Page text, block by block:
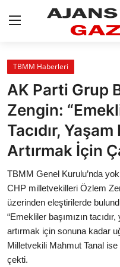
GİRİŞ YAP
AnaSayfa
Eskişehir Siyaset
Siyaset
Türkiye Gündemi
Yerel
Siber Güvenlik
Eğitim
TBMM Haberleri
AK Parti Grup
Zengin:
Tacıdır,
Artırmak İçin
TBMM Genel Kurulu’nda
CHP milletvekilleri Özlem
üzerinden eleştirilerde
“Emekliler başımızın
artırmak için sonuna kadar
Milletvekili Mahmut Tanal
çekti.